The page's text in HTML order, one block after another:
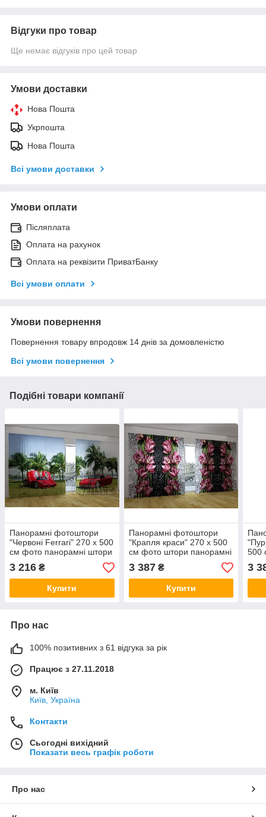
Відгуки про товар
Ще немає відгуків про цей товар
Умови доставки
Нова Пошта
Укрпошта
Нова Пошта
Всі умови доставки
Умови оплати
Післяплата
Оплата на рахунок
Оплата на реквізити ПриватБанку
Всі умови оплати
Умови повернення
Повернення товару впродовж 14 днів за домовленістю
Всі умови повернення
Подібні товари компанії
Панорамні фотоштори
"Червоні Ferrari" 270 х 500
см фото панорамні штори
VE
3 216 ₴
Купити
Панорамні фотоштори
"Крапля краси" 270 х 500
см фото штори панорамні
штори VE
3 387₴
Купити
500
3
Про нас
100% позитивних з 61 відгука за рік
Працює з 27.11.2018
м. Київ
Київ, Україна
Контакти
Сьогодні вихідний
Показати весь графік роботи
Про нас